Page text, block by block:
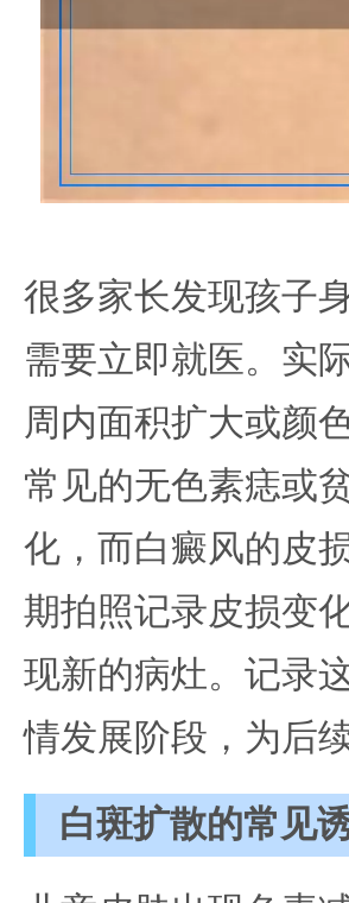
很多家长发现孩子
需要立即就医。实
周内面积扩大或颜
常见的无色素痣或
化，而白癜风的皮
期拍照记录皮损变
现新的病灶。记录
情发展阶段，为后
白斑扩散的常见